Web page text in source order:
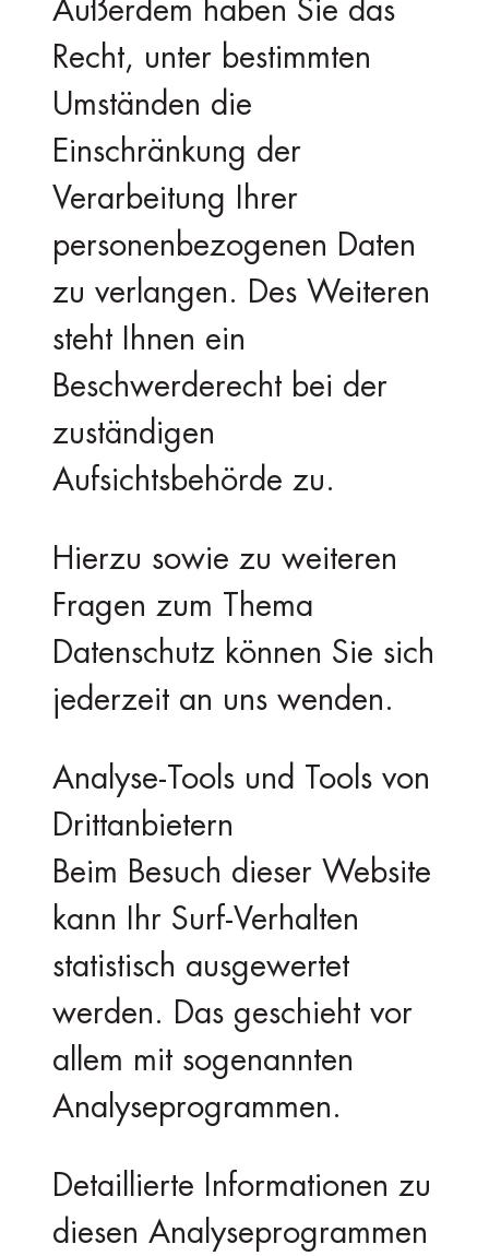
Außerdem haben Sie das
Recht, unter bestimmten
Umständen die
Einschränkung der
Verarbeitung Ihrer
personenbezogenen Daten
zu verlangen. Des Weiteren
steht Ihnen ein
Beschwerderecht bei der
zuständigen
Aufsichtsbehörde zu.
Hierzu sowie zu weiteren
Fragen zum Thema
Datenschutz können Sie sich
jederzeit an uns wenden.
Analyse-Tools und Tools von
Dritt­anbietern
Beim Besuch dieser Website
kann Ihr Surf-Verhalten
statistisch ausgewertet
werden. Das geschieht vor
allem mit sogenannten
Analyseprogrammen.
Detaillierte Informationen zu
diesen Analyseprogrammen